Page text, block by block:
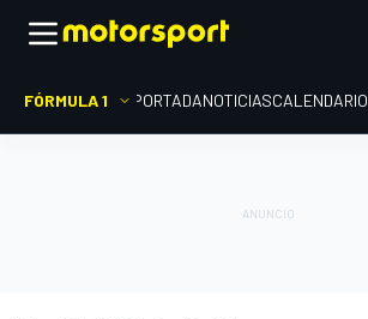
FÓRMULA 1 PORTADANOTICIASCALENDARIO